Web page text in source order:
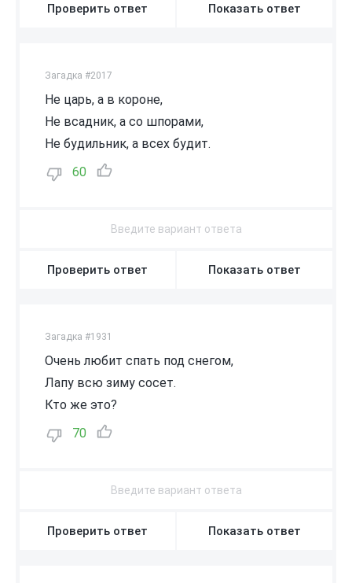
Проверить ответ Показать ответ
Загадка #2017
Не царь, а в короне,
Не всадник, а со шпорами,
Не будильник, а всех будит.
60
Проверить ответ Показать ответ
Загадка #1931
Очень любит спать под снегом,
Лапу всю зиму сосет.
Кто же это?
70
Проверить ответ Показать ответ